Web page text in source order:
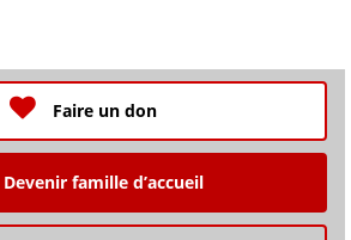
Faire un don
Devenir famille d’accueil